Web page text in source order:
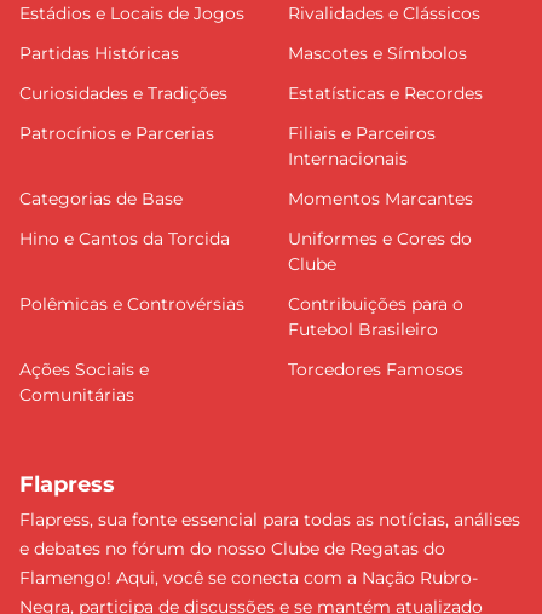
Estádios e Locais de Jogos
Rivalidades e Clássicos
Partidas Históricas
Mascotes e Símbolos
Curiosidades e Tradições
Estatísticas e Recordes
Patrocínios e Parcerias
Filiais e Parceiros
Internacionais
Categorias de Base
Momentos Marcantes
Hino e Cantos da Torcida
Uniformes e Cores do
Clube
Polêmicas e Controvérsias
Contribuições para o
Futebol Brasileiro
Ações Sociais e
Comunitárias
Torcedores Famosos
Flapress
Flapress, sua fonte essencial para todas as notícias, análises
e debates no fórum do nosso Clube de Regatas do
Flamengo! Aqui, você se conecta com a Nação Rubro-
Negra, participa de discussões e se mantém atualizado